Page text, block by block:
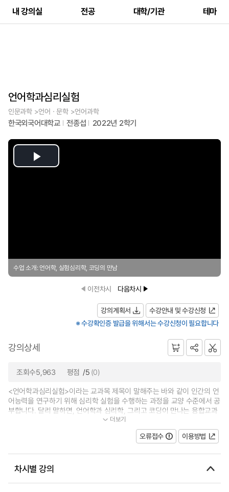
내 강의실 전공 대학/기관 테마
언어학과심리실험
인문과학 >언어ㆍ문학 >언어과학
한국외국어대학교 전종섭 2022년 2학기
Play
수업 소개: 언어학, 실험심리학, 코딩의 만남
이전차시 다음차시
강의계획서
수강안내 및 수강신청
※ 수강확인증 발급을 위해서는 수강신청이 필요합니다
강의상세
조회수5,963 평점 /5 (0)
<언어학과심리실험>이라는 교과목 제목이 말해주는 바와 같이 인간의 언
어능력을 연구하기 위해 심리학 실험을 수행하는 과정을 교양 수준에서 공
부합니다. 달리 말하면, 언어학과 심리학, 그리고 코딩이 만나는 융합교과
목입니다. 언어인지과학과의 전...
더보기
오류접수 이용방법
차시별 강의